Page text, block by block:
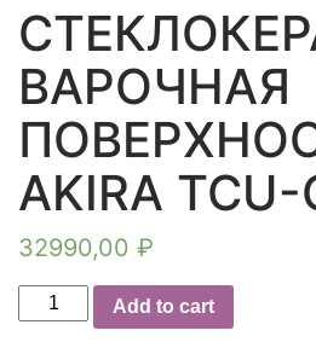
ВАРОЧНАЯ
AKIRA TCU-
32990,00 ₽
СТЕКЛОКЕРАМИЧЕСКАЯ
ВАРОЧНАЯ
Add to cart